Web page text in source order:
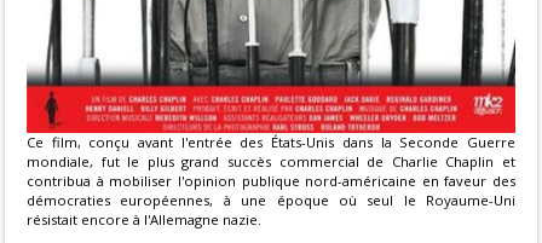
Ce film, conçu avant l'entrée des États-Unis dans la Seconde Guerre
mondiale, fut le plus grand succès commercial de Charlie Chaplin et
contribua à mobiliser l'opinion publique nord-américaine en faveur des
démocraties européennes, à une époque où seul le Royaume-Uni
résistait encore à l'Allemagne nazie.